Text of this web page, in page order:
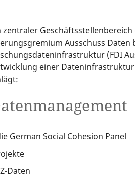
Ausschuss
(FDI
einer
German Social Cohesion Panel
Daten